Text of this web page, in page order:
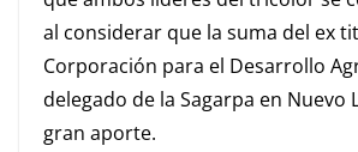
al considerar que la suma del ex
Corporación para el Desarrollo
delegado de la Sagarpa en Nuevo
gran aporte.